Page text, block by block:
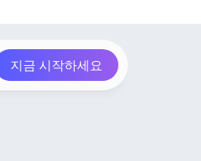
지금 시작하세요